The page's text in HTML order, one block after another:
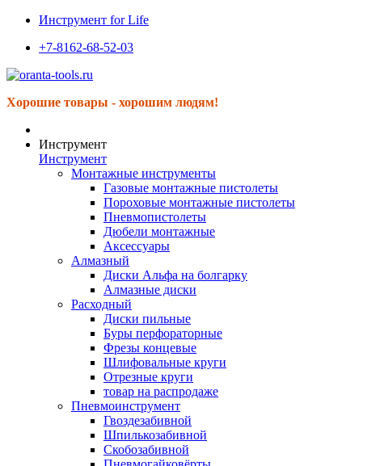
Инструмент for Life
+7-8162-68-52-03
Хорошие товары - хорошим людям!
Инструмент
Инструмент
Монтажные инструменты
Газовые монтажные пистолеты
Пороховые монтажные пистолеты
Пневмопистолеты
Дюбели монтажные
Аксессуары
Алмазный
Диски Альфа на болгарку
Алмазные диски
Расходный
Диски пильные
Буры перфораторные
Фрезы концевые
Шлифовальные круги
Отрезные круги
товар на распродаже
Пневмоинструмент
Гвоздезабивной
Шпилькозабивной
Скобозабивной